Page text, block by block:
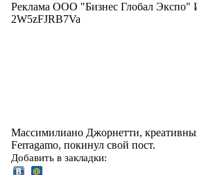
Реклама ООО "Бизнес Глобал Экспо"
2W5zFJRB7Va
Массимилиано Джорнетти,
Ferragamo, покинул свой пост.
Добавить в закладки: